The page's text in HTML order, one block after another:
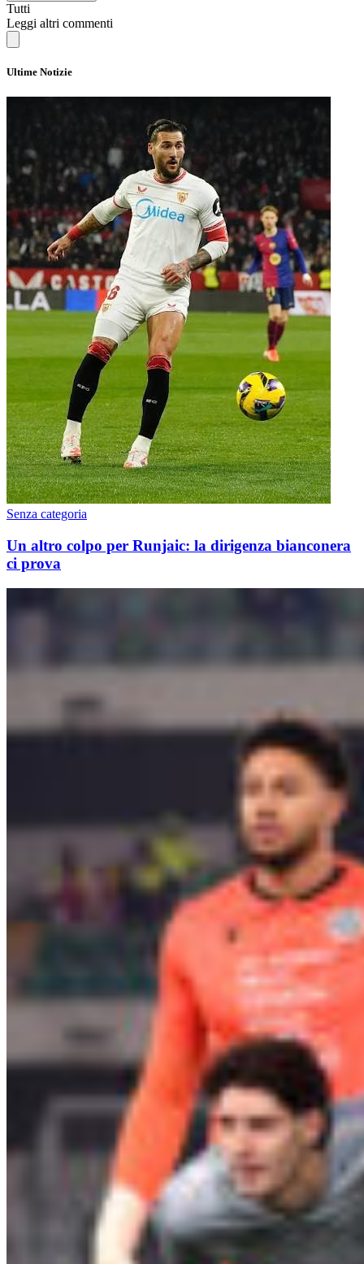
Tutti
Leggi altri commenti
Ultime Notizie
Senza categoria
Un altro colpo per Runjaic: la dirigenza bianconera
ci prova